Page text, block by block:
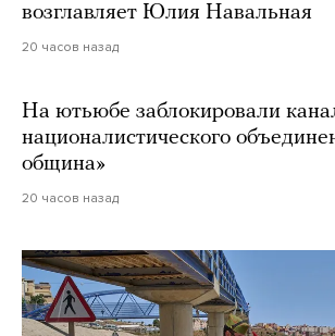
возглавляет Юлия Навальная
20 часов назад
На ютьюбе заблокировали
националистического
община»
20 часов назад